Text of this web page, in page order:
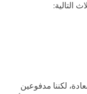
التالية:
لكننا مدفوعين